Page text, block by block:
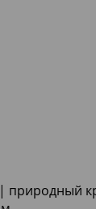
природный